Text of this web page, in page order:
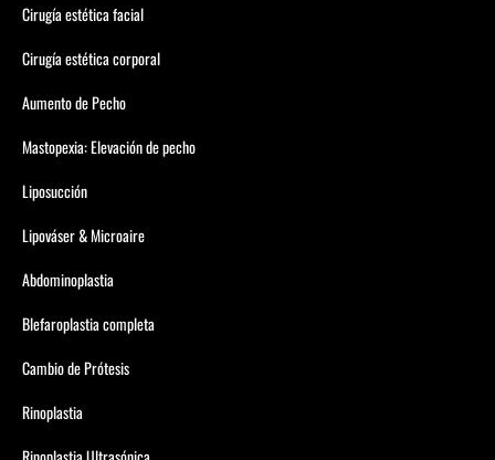
Cirugía estética facial
Cirugía estética corporal
Aumento de Pecho
Mastopexia: Elevación de pecho
Liposucción
Lipováser & Microaire
Abdominoplastia
Blefaroplastia completa
Cambio de Prótesis
Rinoplastia